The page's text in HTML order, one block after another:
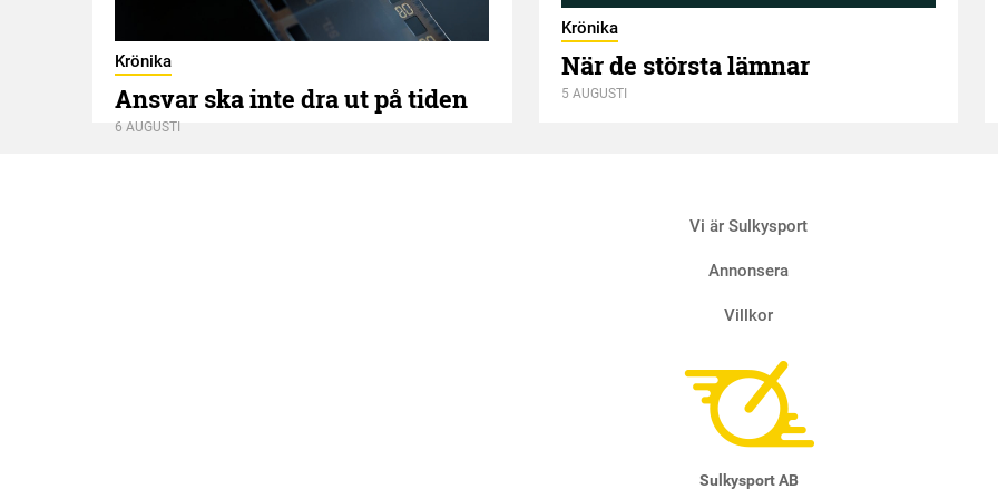
Krönika
Ansvar ska inte dra ut på tiden
6 AUGUSTI
Krönika
När de största lämnar
5 AUGUSTI
Vi är Sulkysport
Annonsera
Villkor
Sulkysport AB